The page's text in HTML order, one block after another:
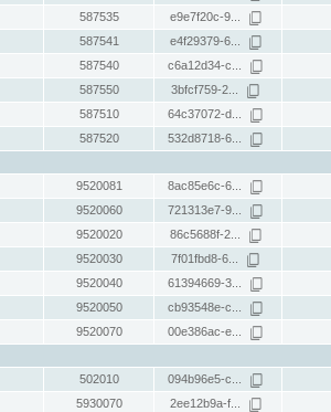
587535 e9e7f20c-9...
587541 e4f29379-6...
587540 c6a12d34-c...
587550 3bfcf759-2...
587510 64c37072-d...
587520 532d8718-6...
9520081 8ac85e6c-6...
9520060 721313e7-9...
9520020 86c5688f-2...
9520030 7f01fbd8-6...
9520040 61394669-3...
9520050 cb93548e-c...
9520070 00e386ac-e...
502010 094b96e5-c...
5930070 2ee12b9a-f...